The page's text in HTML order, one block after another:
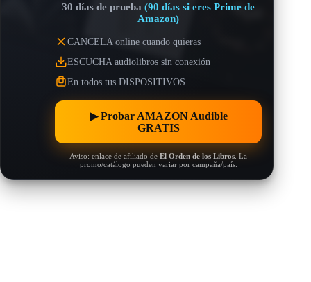
30 días de prueba(90 días si eres Prime de
Amazon)
CANCELA online cuando quieras
ESCUCHA audiolibros sin conexión
En todos tus DISPOSITIVOS
▶︎ Probar AMAZON Audible
GRATIS
Aviso: enlace de afiliado deEl Orden de los Libros . La
promo/catálogo pueden variar por campaña/país.